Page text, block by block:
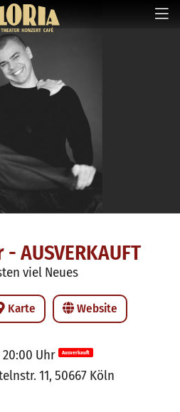
AUSVERKAUFT
viel Neues
Karte Website
20:00 Uhr Ausverkauft
11, 50667 Köln